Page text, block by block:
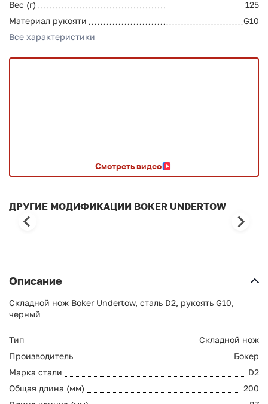
Вес (г)
125
Материал рукояти
G10
Все характеристики
Смотреть видео
ДРУГИЕ МОДИФИКАЦИИ BOKER UNDERTOW
Описание
Складной нож Boker Undertow, сталь D2, рукоять G10,
черный
Тип
Складной нож
Производитель
Бокер
Марка стали
D2
Общая длина (мм)
200